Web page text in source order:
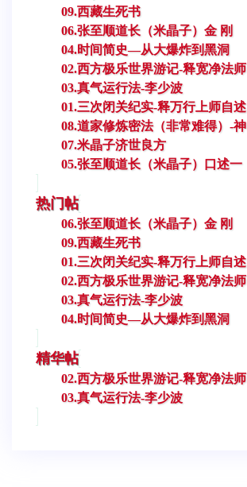
09.西藏生死书
06.张至顺道长（米晶子）金 刚
04.时间简史—从大爆炸到黑洞
02.西方极乐世界游记-释宽净法师
03.真气运行法-李少波
01.三次闭关纪实-释万行上师自述
08.道家修炼密法（非常难得）-神
07.米晶子济世良方
05.张至顺道长（米晶子）口述一
热门帖
06.张至顺道长（米晶子）金 刚
09.西藏生死书
01.三次闭关纪实-释万行上师自述
02.西方极乐世界游记-释宽净法师
03.真气运行法-李少波
04.时间简史—从大爆炸到黑洞
精华帖
02.西方极乐世界游记-释宽净法师
03.真气运行法-李少波